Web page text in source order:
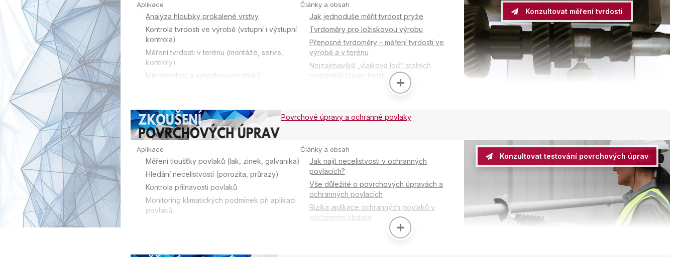
tepelné zpracování)
Prášková metalurgie / sintrované materiály
(porozita a hustota)
Kompozity a plasty (lamináty, uhlíková vlákna,
výztuhy)
Aplikace
Analýza hloubky prokalené vrstvy
Kontrola tvrdosti ve výrobě (vstupní i výstupní
kontrola)
Měření tvrdosti v terénu (montáže, servis,
kontroly)
Mikrotvrdost a vyhodnocení otisků
Články a obsah
Jak jednoduše měřit tvrdost pryže
Tvrdoměry pro ložiskovou výrobu
Přenosné tvrdoměry – měření tvrdosti ve
výrobě a v terénu
Nejzajímavější „vlajková loď“ stolních
tvrdoměrů Cisam-Ernst
Kalibrace / správnost měření tvrdosti pomocí
PosiTector BHI
Ruční tvrdoměry ERNST s modifikovaným
Rockwellovým principem
Konzultovat měření tvrdosti
Povrchové úpravy a ochranné povlaky
Aplikace
Měření tloušťky povlaků (lak, zinek, galvanika)
Hledání necelistvostí (porozita, průrazy)
Kontrola přilnavosti povlaků
Monitoring klimatických podmínek při aplikaci
povlaků
Články a obsah
Jak najít necelistvosti v ochranných
povlacích?
Vše důležité o povrchových úpravách a
ochranných povlacích
Rizika aplikace ochranných povlaků v
podzimním období
Měření kritické zbytkové vlhkosti betonu
Konzultovat testování povrchových úprav